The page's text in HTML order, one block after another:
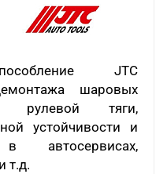
JTC
шаровых
рулевой тяги,
устойчивости и
автосервисах,
т.д.